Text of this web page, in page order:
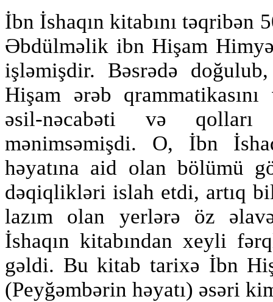
İbn İshaqın kitabını
Əbdülməlik ibn Hişam
işləmişdir. Bəsrədə
Hişam ərəb
əsil-nəcabəti və
mənimsəmişdi. O, İbn
həyatına aid olan bölümü
dəqiqlikləri islah etdi, artıq
lazım olan yerlərə öz
İshaqın kitabından xeyli
gəldi. Bu kitab tarixə İbn
(Peyğəmbərin həyatı) əsəri